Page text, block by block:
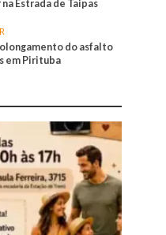
Estrada de Taipas
do asfalto
em Pirituba